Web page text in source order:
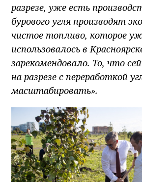
разрезе, уже есть
бурового угля производят
чистое топливо, которое
использовалось в
зарекомендовало. То, что
на разрезе с переработкой
масштабировать».